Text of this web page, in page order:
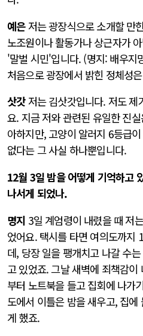
예은저는 광장식으로 소개할 만
노조원이나 활동가나 상근자가
'말벌 시민'입니다. (명지: 배우지
처음으로 광장에서 밝힌 정체성
삿갓저는 김삿갓입니다. 저도 제
요. 지금 저와 관련된 유일한 진
아하지만, 고양이 알러지 6등급
없다는 그 사실 하나뿐입니다.
12월 3일 밤을 어떻게 기억하고
나서게 되었나.
명지 3일 계엄령이 내렸을 때 저
었어요. 택시를 타면 여의도까지
데, 당장 일을 팽개치고 나갈 수
고 있었죠. 그날 새벽에 죄책감
부터 노트북을 들고 집회에 나가
도에서 이틀은 밤을 새우고, 집
게 했죠.